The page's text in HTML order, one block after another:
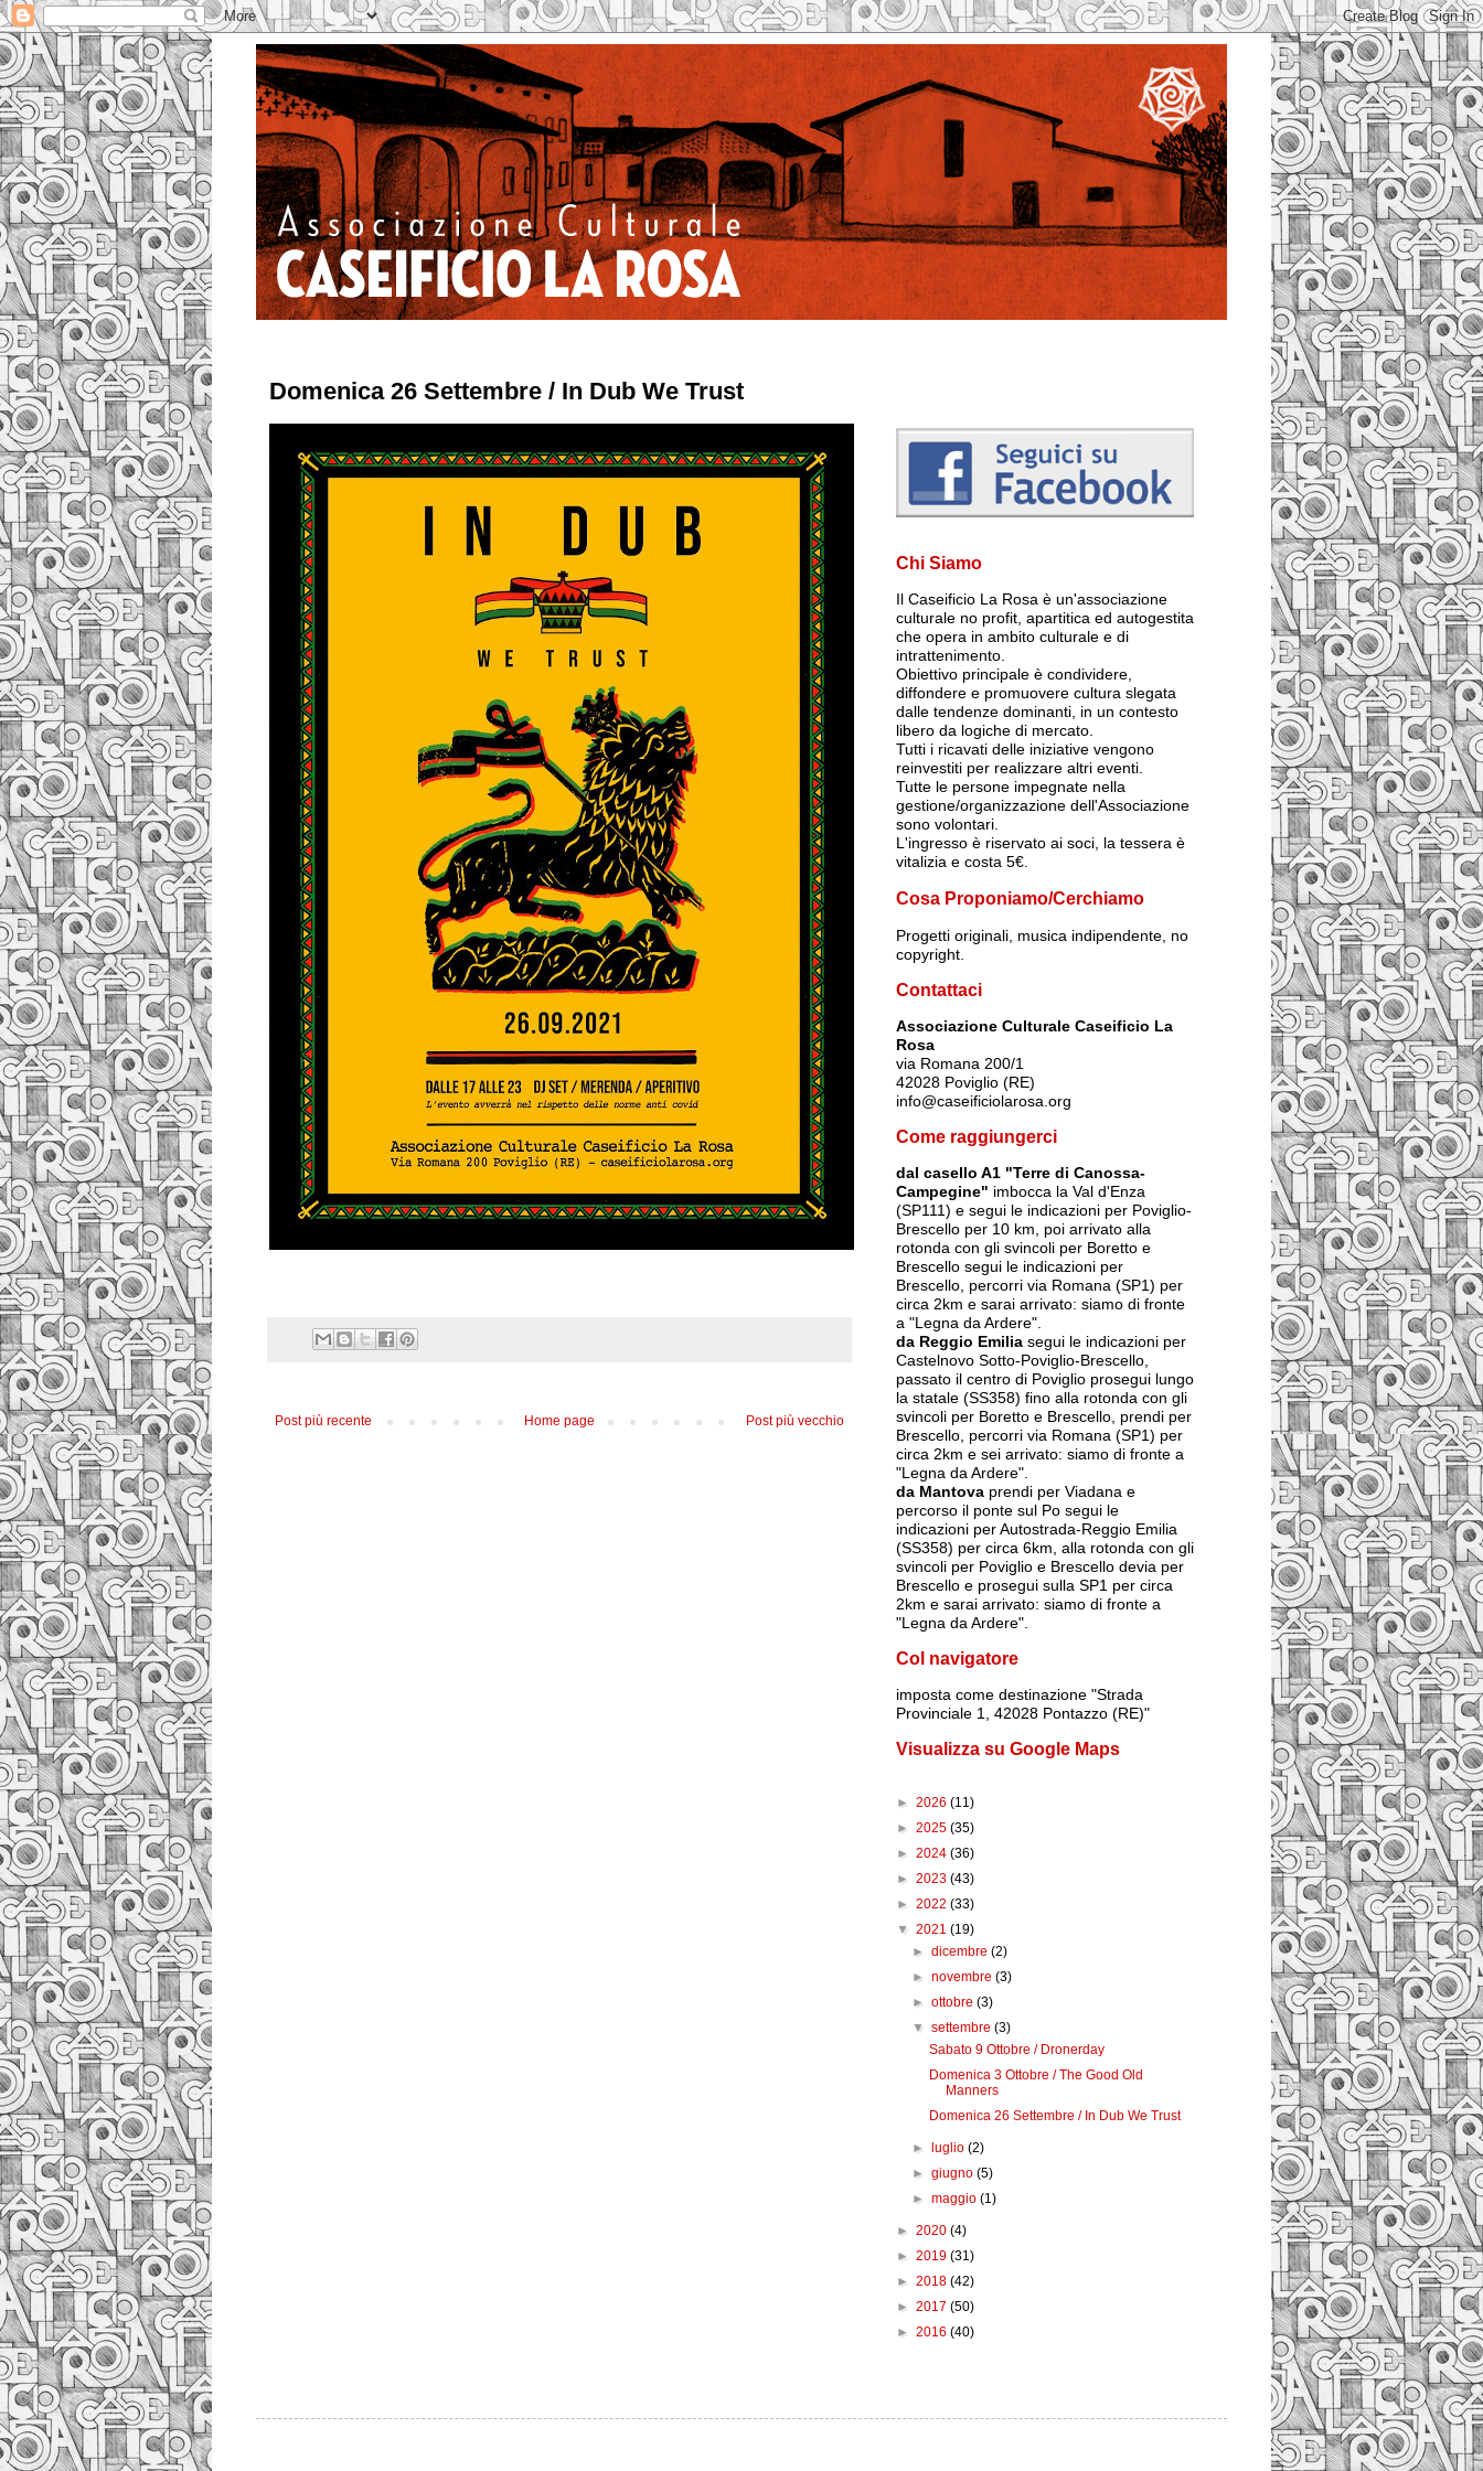
Domenica 26 Settembre / In Dub We Trust
Post più recente Post più vecchio
Home page
Chi Siamo
Il Caseificio La Rosa è un'associazione
culturale no profit, apartitica ed autogestita
che opera in ambito culturale e di
intrattenimento.
Obiettivo principale è condividere,
diffondere e promuovere cultura slegata
dalle tendenze dominanti, in un contesto
libero da logiche di mercato.
Tutti i ricavati delle iniziative vengono
reinvestiti per realizzare altri eventi.
Tutte le persone impegnate nella
gestione/organizzazione dell'Associazione
sono volontari.
L'ingresso è riservato ai soci, la tessera è
vitalizia e costa 5€.
Cosa Proponiamo/Cerchiamo
Progetti originali, musica indipendente, no
copyright.
Contattaci
Associazione Culturale Caseificio La
Rosa
via Romana 200/1
42028 Poviglio (RE)
info@caseificiolarosa.org
Come raggiungerci
dal casello A1 "Terre di Canossa-
Campegine" imbocca la Val d'Enza
(SP111) e segui le indicazioni per Poviglio-
Brescello per 10 km, poi arrivato alla
rotonda con gli svincoli per Boretto e
Brescello segui le indicazioni per
Brescello, percorri via Romana (SP1) per
circa 2km e sarai arrivato: siamo di fronte
a "Legna da Ardere".
da Reggio Emilia segui le indicazioni per
Castelnovo Sotto-Poviglio-Brescello,
passato il centro di Poviglio prosegui lungo
la statale (SS358) fino alla rotonda con gli
svincoli per Boretto e Brescello, prendi per
Brescello, percorri via Romana (SP1) per
circa 2km e sei arrivato: siamo di fronte a
"Legna da Ardere".
da Mantova prendi per Viadana e
percorso il ponte sul Po segui le
indicazioni per Autostrada-Reggio Emilia
(SS358) per circa 6km, alla rotonda con gli
svincoli per Poviglio e Brescello devia per
Brescello e prosegui sulla SP1 per circa
2km e sarai arrivato: siamo di fronte a
"Legna da Ardere".
Col navigatore
imposta come destinazione "Strada
Provinciale 1, 42028 Pontazzo (RE)"
Visualizza su Google Maps
► 2026 (11)
► 2025 (35)
► 2024 (36)
► 2023 (43)
► 2022 (33)
▼ 2021 (19)
►dicembre(2)
►novembre(3)
►ottobre(3)
▼settembre(3)
Sabato 9 Ottobre / Dronerday
Domenica 3 Ottobre / The Good Old
Manners
Domenica 26 Settembre / In Dub We Trust
► luglio(2)
►giugno(5)
►maggio(1)
► 2020 (4)
► 2019 (31)
► 2018 (42)
► 2017 (50)
► 2016 (40)